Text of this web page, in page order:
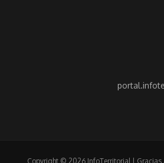
Copyright © 2026 InfoTerritorial | Gracias